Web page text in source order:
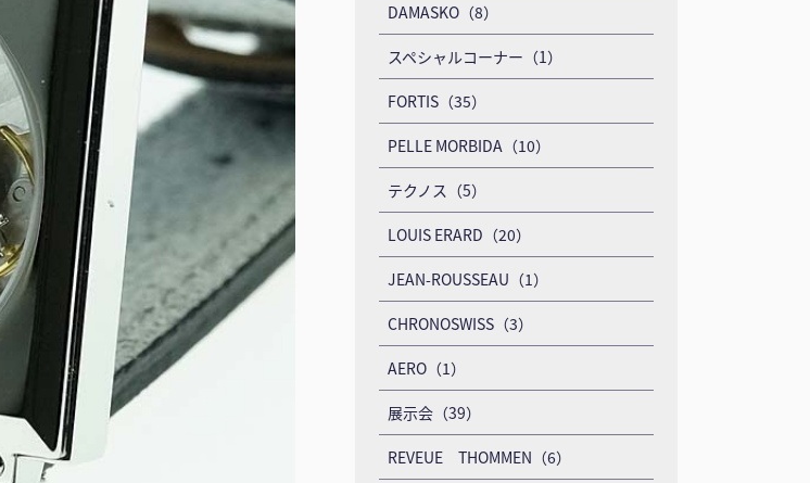
DAMASKO（8）
スペシャルコーナー（1）
FORTIS（35）
PELLE MORBIDA（10）
テクノス（5）
LOUIS ERARD（20）
JEAN-ROUSSEAU（1）
CHRONOSWISS（3）
AERO（1）
展示会（39）
REVEUE THOMMEN（6）